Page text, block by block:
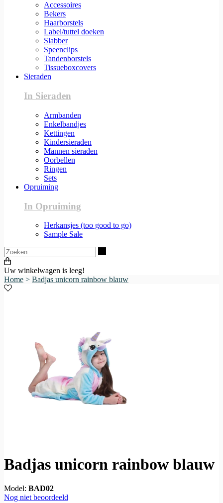
Accessoires
Bekers
Haarborstels
Label/tuttel doeken
Slabber
Speenclips
Tandenborstels
Tissueboxcovers
Sieraden
In Sieraden
Armbanden
Enkelbandjes
Kettingen
Kindersieraden
Mannen sieraden
Oorbellen
Ringen
Sets
Opruiming
In Opruiming
Herkansjes (too good to go)
Sample Sale
Uw winkelwagen is leeg!
Home > Badjas unicorn rainbow blauw
Badjas unicorn rainbow blauw
Model: BAD02
Nog niet beoordeeld